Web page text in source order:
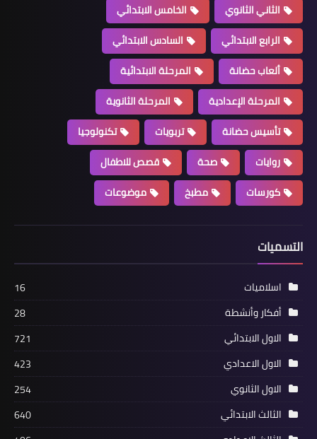
الثاني الثانوي
الخامس الابتدائي
الرابع الابتدائي
السادس الابتدائي
ألعاب حضانة
المرحلة الابتدائية
المرحلة الإعدادية
المرحلة الثانوية
تأسيس حضانة
تربويات
تكنولوجيا
روايات
صحة
قصص للاطفال
كورسات
مطبخ موضوعات
التسميات
اسلاميات
16
أفكار وأنشطة
28
الاول الابتدائي
721
الاول الاعدادي
423
الاول الثانوي
254
الثالث الابتدائي
640